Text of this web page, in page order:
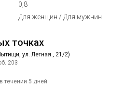
0,8
Для женщин / Для мужчин
точках
ул. Летная , 21/2)
203
течении 5 дней.